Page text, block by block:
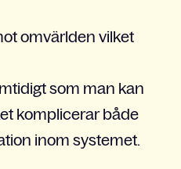
omvärlden vilket
som man kan
komplicerar både
inom systemet.